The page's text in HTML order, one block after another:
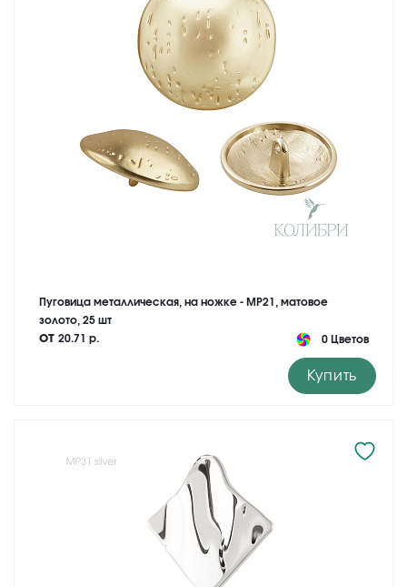
Пуговица металлическая, на ножке - MP21, матовое
золото, 25 шт
от 20.71 р. 0 Цветов
Купить